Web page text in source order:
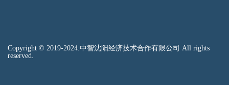
Copyright © 2019-2024.中智沈阳经济技术合作有限公司 All rights
reserved.